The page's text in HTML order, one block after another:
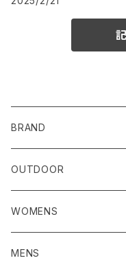
BRAND
RIDGE MOUNTAIN GEAR
CAP/HAT
HOUDINI／フーディニ
GOSSAMER GEAR/ゴッ
OUTDOOR
RIDGE MOUNTAIN GEAR
AXESQUIN / アクシーズク
WOMENS
アウター
MENS